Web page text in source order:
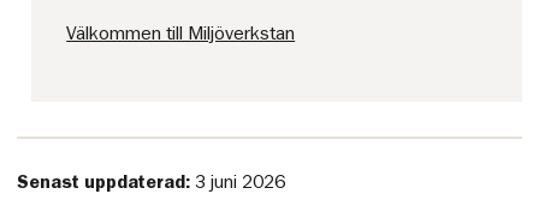
Välkommen till Miljöverkstan
Senast uppdaterad:3 juni 2026